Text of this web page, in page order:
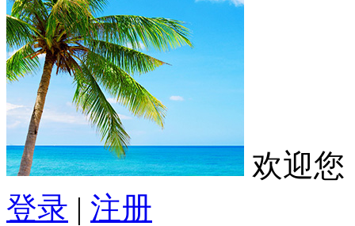
欢迎您
登录 | 注册